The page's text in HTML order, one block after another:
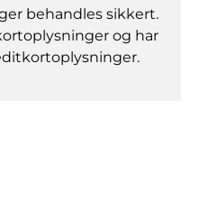
behandles sikkert.
og har